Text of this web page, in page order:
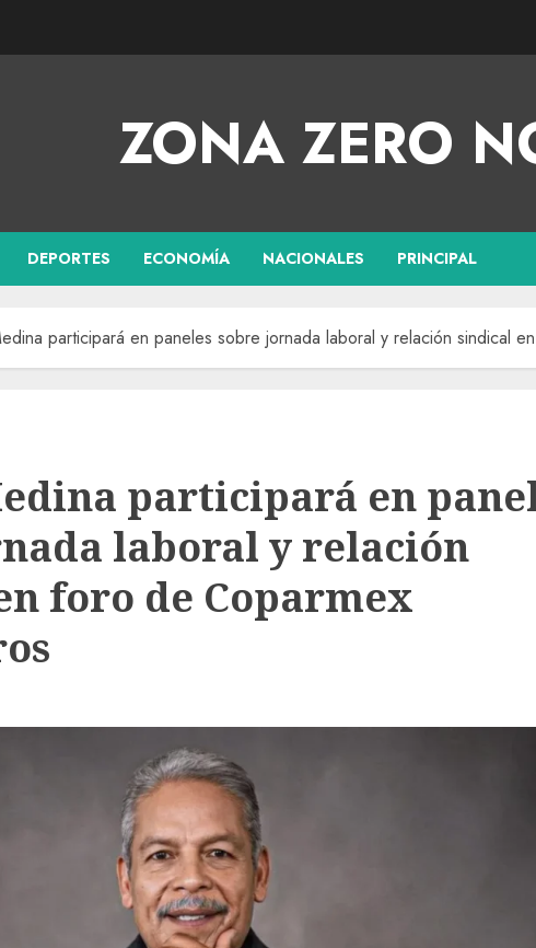
ZONA ZERO
DEPORTES ECONOMÍA NACIONALES PRINCIPAL
participará en paneles sobre jornada laboral y relación sindical
participará en
laboral y relación
foro de Coparmex